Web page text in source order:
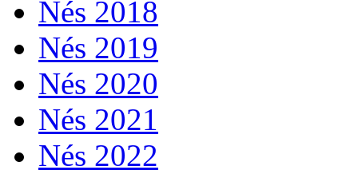
Nés 2018
Nés 2019
Nés 2020
Nés 2021
Nés 2022